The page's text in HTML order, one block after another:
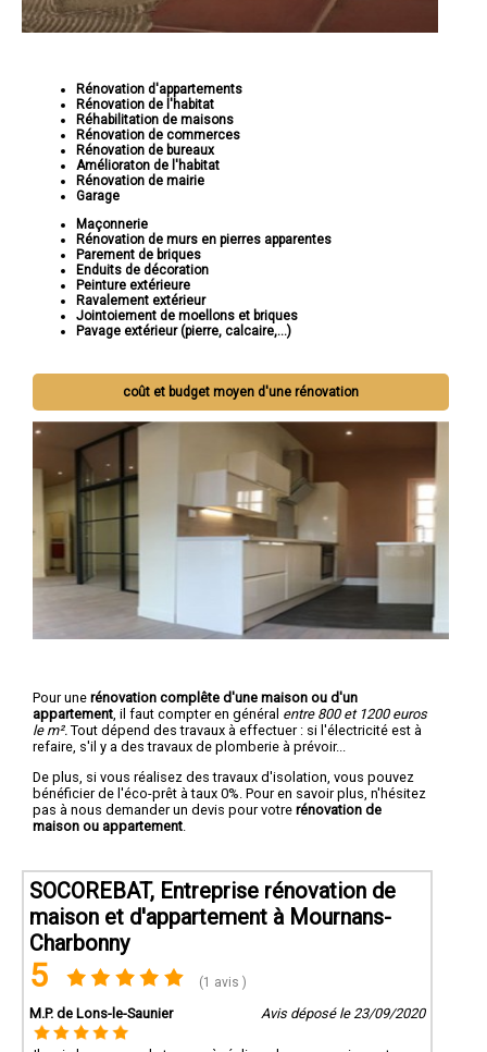
Rénovation d'appartements
Rénovation de l'habitat
Réhabilitation de maisons
Rénovation de commerces
Rénovation de bureaux
Amélioraton de l'habitat
Rénovation de mairie
Garage
Maçonnerie
Rénovation de murs en pierres apparentes
Parement de briques
Enduits de décoration
Peinture extérieure
Ravalement extérieur
Jointoiement de moellons et briques
Pavage extérieur (pierre, calcaire,...)
coût et budget moyen d'une rénovation
Pour une rénovation complête d'une maison ou d'un
appartement , il faut compter en général entre 800 et 1200 euros
le m². Tout dépend des travaux à effectuer : si l'électricité est à
refaire, s'il y a des travaux de plomberie à prévoir...
De plus, si vous réalisez des travaux d'isolation, vous pouvez
bénéficier de l'éco-prêt à taux 0%. Pour en savoir plus, n'hésitez
pas à nous demander un devis pour votre rénovation de
maison ou appartement
SOCOREBAT, Entreprise rénovation de
maison et d'appartement à Mournans-
Charbonny
5 (1 avis )
M.P. de Lons-le-Saunier Avis déposé le 23/09/2020